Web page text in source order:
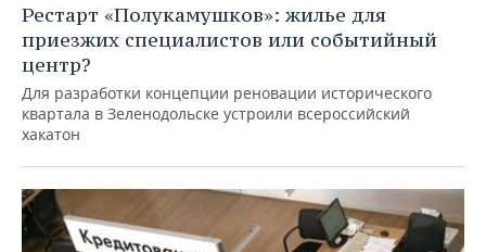
Рестарт «Полукамушков»: жилье для
приезжих специалистов или событийный
центр?
Для разработки концепции реновации исторического
квартала в Зеленодольске устроили всероссийский
хакатон